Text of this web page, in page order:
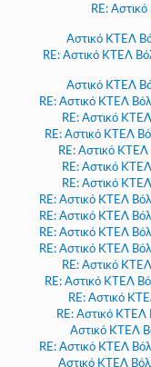
RE:
Αστικό ΚΤΕΛ
RE: Αστικό ΚΤΕΛ
Αστικό ΚΤΕΛ
RE: Αστικό ΚΤΕΛ
RE: Αστικό
RE: Αστικό ΚΤΕΛ
RE: Αστικό
RE: Αστικό
RE: Αστικό
RE: Αστικό ΚΤΕΛ
RE: Αστικό ΚΤΕΛ
RE: Αστικό ΚΤΕΛ
RE: Αστικό ΚΤΕΛ
RE: Αστικό
RE: Αστικό ΚΤΕΛ
RE: Αστικό
RE: Αστικό ΚΤΕΛ
Αστικό ΚΤΕΛ
RE: Αστικό ΚΤΕΛ
Αστικό ΚΤΕΛ